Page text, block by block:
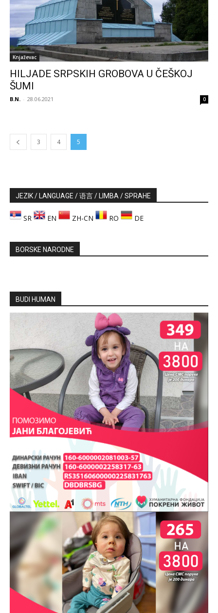
Knjaževac
HILJADE SRPSKIH GROBOVA U ČEŠKOJ
ŠUMI
B.N. - 28.06.2021 0
3 4 5
JEZIK / LANGUAGE / 语言 / LIMBA / SPRAHE
SR EN ZH-CN RO DE
BORSKE NARODNE
BUDI HUMAN